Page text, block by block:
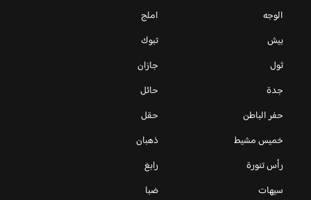
الوجه
املج
بيش
تبوك
ثول
جازان
جدة
حائل
حفر الباطن
حقل
خميس مشيط
ذهبان
رأس تنورة
رابغ
سيهات
ضبا